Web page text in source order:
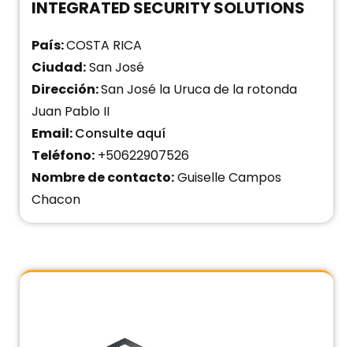
INTEGRATED SECURITY SOLUTIONS
País:COSTA RICA
Ciudad:San José
Dirección:San José la Uruca de la rotonda
Juan Pablo II
Email:Consulte aquí
Teléfono: +50622907526
Nombre de contacto:Guiselle Campos
Chacon